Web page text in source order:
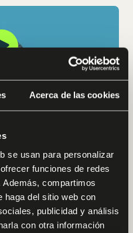
Acerca de las cookies
se usan para personalizar
funciones de redes
compartimos
haga del sitio web con
publicidad y análisis
con otra información